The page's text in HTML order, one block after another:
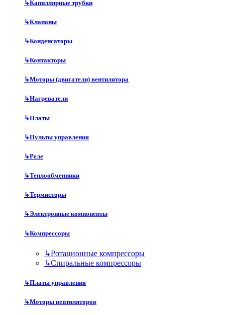
↳Капиллярные трубки
↳Клапаны
↳Конденсаторы
↳Контакторы
↳Моторы (двигатели) вентилятора
↳Нагреватели
↳Платы
↳Пульты управления
↳Реле
↳Теплообменники
↳Термисторы
↳Электронные компоненты
↳Компрессоры
↳Ротационные компрессоры
↳Спиральные компрессоры
↳Платы управления
↳Моторы вентиляторов